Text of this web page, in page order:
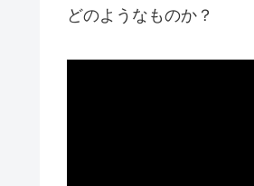
どのようなものか？